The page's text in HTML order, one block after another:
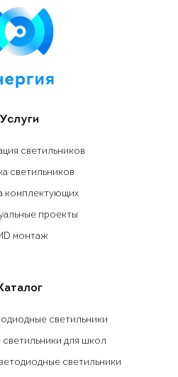
Услуги
светильников
светильников
комплектующих
проекты
монтаж
светильники
для школ
светильники